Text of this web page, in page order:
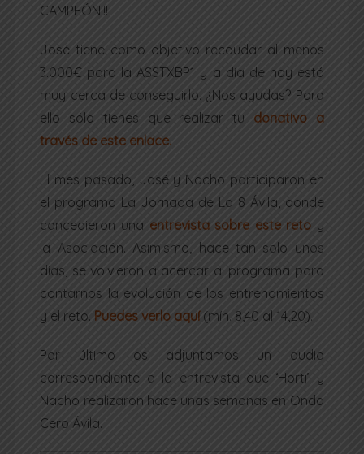
CAMPEÓN!!!
José tiene como objetivo recaudar al menos
3.000€ para la ASSTXBP1 y a día de hoy está
muy cerca de conseguirlo. ¿Nos ayudas? Para
ello sólo tienes que realizar tu donativo a
través de este enlace.
El mes pasado, José y Nacho participaron en
el programa La Jornada de La 8 Ávila, donde
concedieron una entrevista sobre este reto y
la Asociación. Asimismo, hace tan solo unos
días, se volvieron a acercar al programa para
contarnos la evolución de los entrenamientos
y el reto. Puedes verlo aquí (mín. 8,40 al 14,20).
Por último os adjuntamos un audio
correspondiente a la entrevista que ‘Horti’ y
Nacho realizaron hace unas semanas en Onda
Cero Ávila.